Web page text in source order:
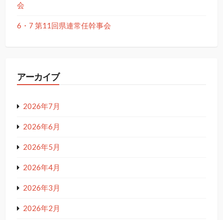
会
6・7 第11回県連常任幹事会
アーカイブ
2026年7月
2026年6月
2026年5月
2026年4月
2026年3月
2026年2月